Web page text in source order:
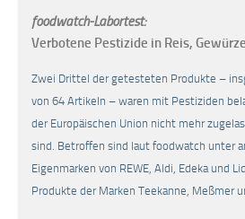
foodwatch-Labortest:
Verbotene Pestizide in Reis,
Zwei Drittel der getesteten Produkte –
von 64 Artikeln – waren mit Pestiziden
der Europäischen Union nicht mehr
sind. Betroffen sind laut foodwatch unter
Eigenmarken von REWE, Aldi, Edeka und
Produkte der Marken Teekanne, Meßmer